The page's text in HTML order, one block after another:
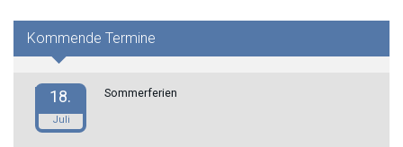
Kommende Termine
18.
Juli
Sommerferien